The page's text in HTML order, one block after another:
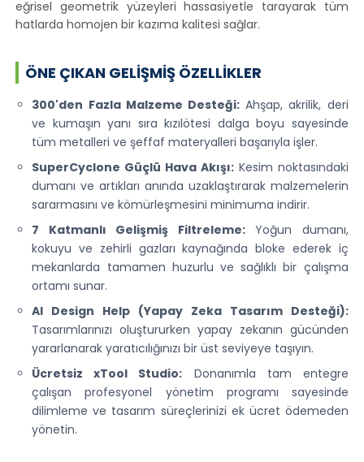
eğrisel geometrik yüzeyleri hassasiyetle tarayarak tüm
hatlarda homojen bir kazıma kalitesi sağlar.
ÖNE ÇIKAN GELIŞMIŞ ÖZELLIKLER
300'den Fazla Malzeme Desteği: Ahşap, akrilik, deri
ve kumaşın yanı sıra kızılötesi dalga boyu sayesinde
tüm metalleri ve şeffaf materyalleri başarıyla işler.
SuperCyclone Güçlü Hava Akışı:Kesim noktasındaki
dumanı ve artıkları anında uzaklaştırarak malzemelerin
sararmasını ve kömürleşmesini minimuma indirir.
7 Katmanlı Gelişmiş Filtreleme:Yoğun dumanı,
kokuyu ve zehirli gazları kaynağında bloke ederek iç
mekanlarda tamamen huzurlu ve sağlıklı bir çalışma
ortamı sunar.
AI Design Help (Yapay Zeka Tasarım Desteği):
Tasarımlarınızı oluştururken yapay zekanın gücünden
yararlanarak yaratıcılığınızı bir üst seviyeye taşıyın.
Ücretsiz xTool Studio: Donanımla tam entegre
çalışan profesyonel yönetim programı sayesinde
dilimleme ve tasarım süreçlerinizi ek ücret ödemeden
yönetin.